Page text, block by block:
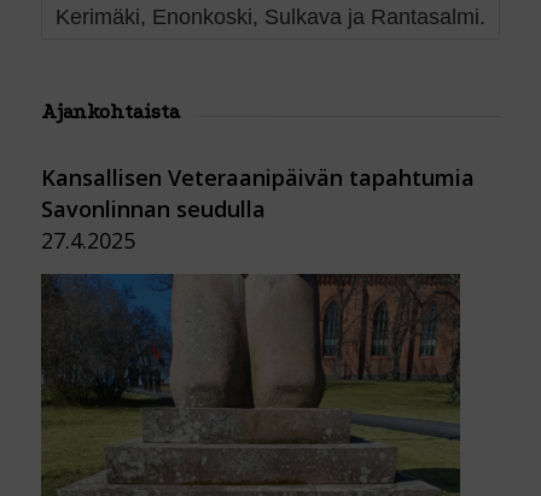
Kerimäki, Enonkoski, Sulkava ja Rantasalmi.
Ajankohtaista
Kansallisen Veteraanipäivän tapahtumia
Savonlinnan seudulla
27.4.2025